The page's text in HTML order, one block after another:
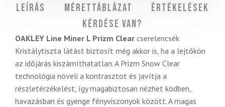
Leírás Mérettáblázat
Értékelések
Kérdése van?
OAKLEY Line Miner L Prizm Clear cserelencsék
Kristálytiszta látást biztosít még akkor is, ha a lejtőkön
az időjárás kiszámíthatatlan. A Prizm Snow Clear
technológia növeli a kontrasztot és javítja a
részletérzékelést, így magabiztosan nézhet ködben,
havazásban és gyenge fényviszonyok között. A magas